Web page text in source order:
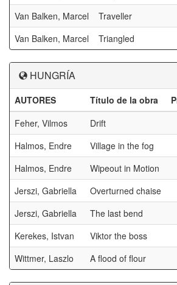
Van Balken, Marcel
Traveller
Van Balken, Marcel
Triangled
HUNGRÍA
AUTORES Título de la obra
Feher, Vilmos
Drift
Halmos, Endre
Village in the fog
Halmos, Endre
Wipeout in Motion
Jerszi, Gabriella
Overturned chaise
Jerszi, Gabriella
The last bend
Kerekes, Istvan
Viktor the boss
Wittmer, Laszlo
A flood of flour